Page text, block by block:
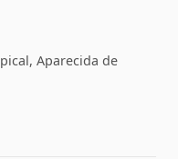
Aparecida de